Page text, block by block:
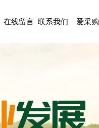
在线留言 联系我们 爱采购